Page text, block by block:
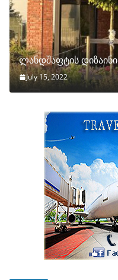
ლანდშაფტის დიზაინი
July 15, 2022